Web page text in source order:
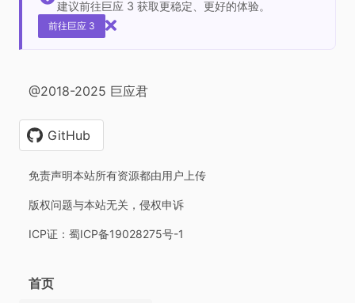
建议前往巨应 3 获取更稳定、更好的体验。
前往巨应 3
@2018-2025 巨应君
GitHub
免责声明本站所有资源都由用户上传
版权问题与本站无关，侵权申诉
ICP证：蜀ICP备19028275号-1
首页